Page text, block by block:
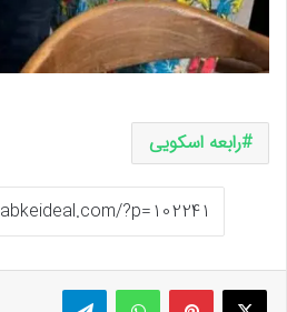
رابعه اسکویی
ایکس پینتریستواتس آپ تلگرام